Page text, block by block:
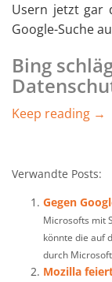
Usern jetzt gar
Google-Suche
Bing
Keep reading →
Verwandte Posts:
Gegen
Microsofts mit
könnte die auf
durch
Mozilla